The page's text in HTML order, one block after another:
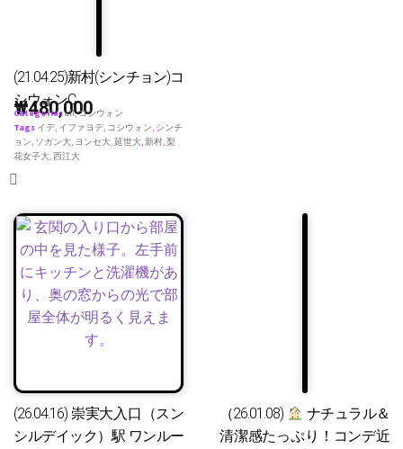
(21.04.25)新村(シンチョン)コ
シウォンC
₩480,000
Categoriesall,コシウォン
Tags イデ, イファヨデ, コシウォン, シンチ
ョン, ソガン大, ヨンセ大,延世大,新村,梨
花女子大,西江大
(26.04.16) 崇実大入口（スン
シルデイック）駅 ワンルー
（26.01.08)
ナチュラル＆
清潔感たっぷり！コンデ近